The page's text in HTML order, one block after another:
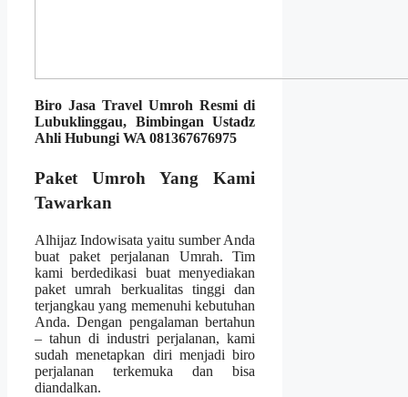
Biro Jasa Travel Umroh Resmi di
Lubuklinggau, Bimbingan Ustadz
Ahli Hubungi WA 081367676975
Paket Umroh Yang Kami
Tawarkan
Alhijaz Indowisata yaitu sumber Anda
buat paket perjalanan Umrah. Tim
kami berdedikasi buat menyediakan
paket umrah berkualitas tinggi dan
terjangkau yang memenuhi kebutuhan
Anda. Dengan pengalaman bertahun
– tahun di industri perjalanan, kami
sudah menetapkan diri menjadi biro
perjalanan terkemuka dan bisa
diandalkan.